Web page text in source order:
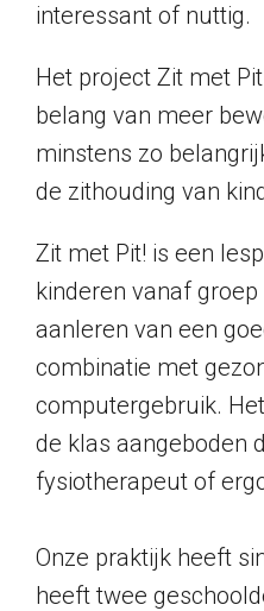
interessant of nuttig.
Het project Zit met
belang van meer
minstens zo
de zithouding van
Zit met Pit! is een
kinderen vanaf
aanleren van een
combinatie met
computergebruik.
de klas aangeboden
fysiotherapeut of
Onze praktijk heeft
heeft twee